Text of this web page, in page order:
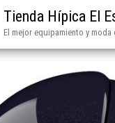
Tienda Hípica El
El mejor equipamiento y moda